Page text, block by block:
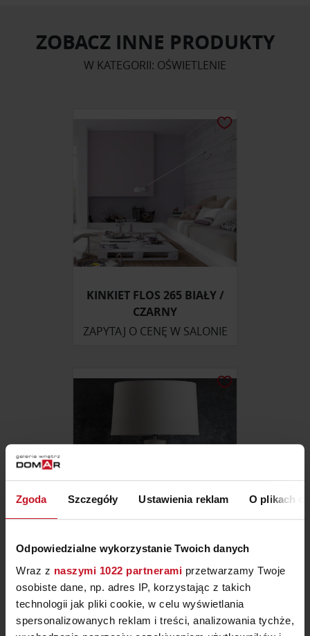
Zgoda Szczegóły Ustawienia reklam O plikach
Odpowiedzialne wykorzystanie Twoich danych
Wraz z naszymi 1022 partnerami przetwarzamy Twoje
osobiste dane, np. adres IP, korzystając z takich
technologii jak pliki cookie, w celu wyświetlania
spersonalizowanych reklam i treści, analizowania tychże,
ZOBACZ INNE PRODUKTY
W KATEGORII: OŚWIETLENIE
KINKIET FLOS 265 BIAŁY /
CZARNY
ZAPYTAJ O CENĘ W SALONIE
LAMPKA STOŁOWA RUBI
ZAPYTAJ O CENĘ W SALONIE